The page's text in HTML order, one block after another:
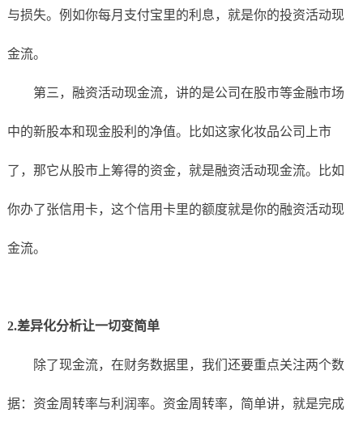
与损失。例如你每月支付宝里的利息，就是你的投资活动现
金流。
第三，融资活动现金流，讲的是公司在股市等金融市场
中的新股本和现金股利的净值。比如这家化妆品公司上市
了，那它从股市上筹得的资金，就是融资活动现金流。比如
你办了张信用卡，这个信用卡里的额度就是你的融资活动现
金流。
2.差异化分析让一切变简单
除了现金流，在财务数据里，我们还要重点关注两个数
据：资金周转率与利润率。资金周转率，简单讲，就是完成